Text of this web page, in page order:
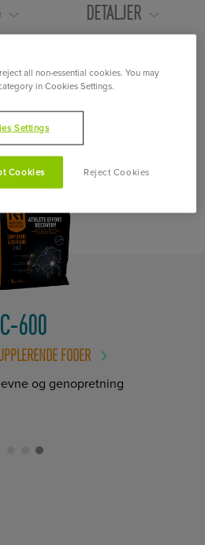
DETALJER
PRODUKT MED
C-600
FODER
og genopretning
all non-essential cookies. You may
in Cookies Settings.
Settings
Reject Cookies
Cookies